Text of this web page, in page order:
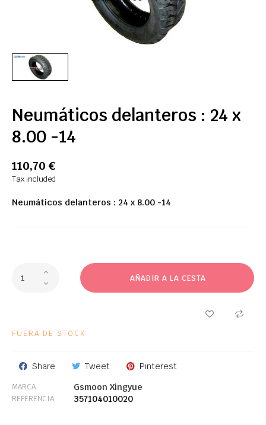
Neumáticos delanteros : 24 x
8.00 -14
110,70 €
Tax included
Neumáticos delanteros : 24 x 8.00 -14
AÑADIR A LA CESTA
FUERA DE STOCK
Share Tweet Pinterest
MARCA Gsmoon Xingyue
REFERENCIA 357104010020